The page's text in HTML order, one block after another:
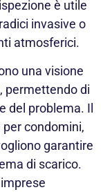
è utile
invasive o
atmosferici.
una visione
permettendo di
del problema. Il
condomini,
garantire
di scarico.